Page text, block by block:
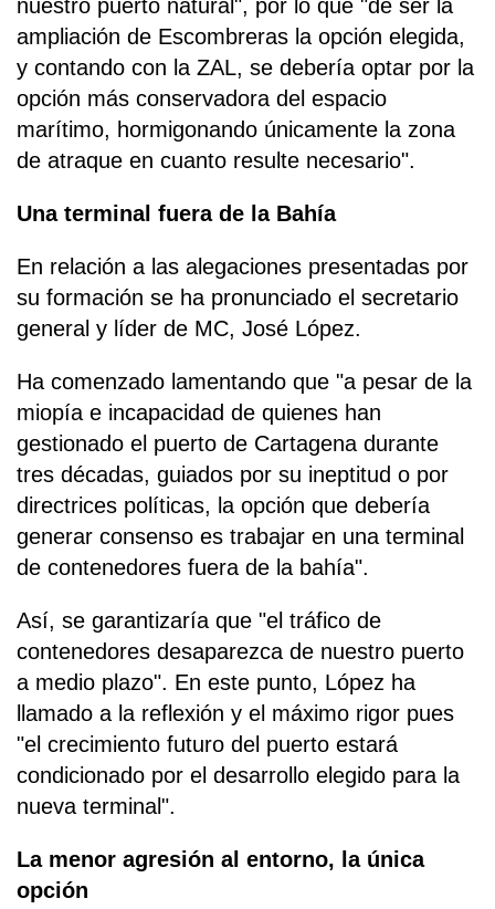
nuestro puerto natural", por lo que "de ser la
ampliación de Escombreras la opción elegida,
y contando con la ZAL, se debería optar por la
opción más conservadora del espacio
marítimo, hormigonando únicamente la zona
de atraque en cuanto resulte necesario".
Una terminal fuera de la Bahía
En relación a las alegaciones presentadas por
su formación se ha pronunciado el secretario
general y líder de MC, José López.
Ha comenzado lamentando que "a pesar de la
miopía e incapacidad de quienes han
gestionado el puerto de Cartagena durante
tres décadas, guiados por su ineptitud o por
directrices políticas, la opción que debería
generar consenso es trabajar en una terminal
de contenedores fuera de la bahía".
Así, se garantizaría que "el tráfico de
contenedores desaparezca de nuestro puerto
a medio plazo". En este punto, López ha
llamado a la reflexión y el máximo rigor pues
"el crecimiento futuro del puerto estará
condicionado por el desarrollo elegido para la
nueva terminal".
La menor agresión al entorno, la única
opción